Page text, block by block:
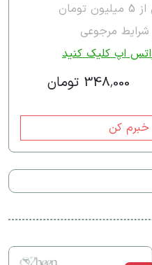
اپ کلیک کنید
348,000 تومان
کن